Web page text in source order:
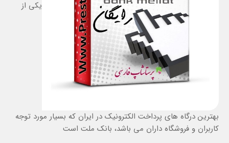
يکي از
بهترين درگاه هاي پرداخت الکترونيک در ايران که بسيار مورد توجه
کاربران و فروشگاه داران می باشد، بانک ملت است